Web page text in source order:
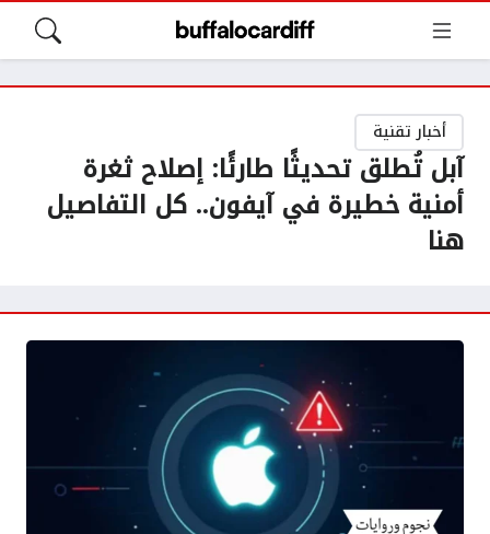
أخبار تقنية
آبل تُطلق تحديثًا طارئًا: إصلاح ثغرة
أمنية خطيرة في آيفون.. كل التفاصيل
هنا